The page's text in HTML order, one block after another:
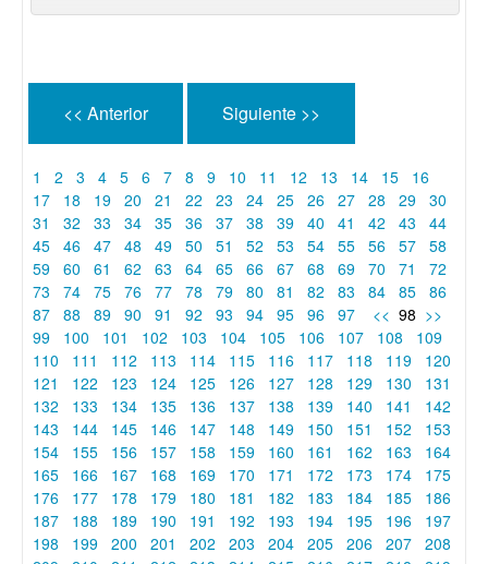
<< Anterior Siguiente >>
1 2 3 4 5 6 7 8 9 10 11 12 13 14 15
16
17
18 19 20 21 22 23 24 25 26 27 28 29 30
31
32 33 34 35 36 37 38 39 40 41 42 43
44
45 46 47 48 49 50 51 52 53 54 55 56 57 58
59 60 61 62 63 64 65 66 67 68 69 70 71
72
73
74 75 76 77 78 79 80 81 82 83 84 85 86
87 88 89 90 91 92 93 94 95 96 97 << 98 >>
99
100 101 102 103 104 105 106 107 108
109
110
111 112 113 114 115 116 117 118 119
120
121
122 123 124 125 126 127 128 129 130
131
132
133 134 135 136 137 138 139 140 141
142
143
144 145 146 147 148 149 150 151 152
153
154
155 156 157 158 159 160 161 162 163
164
165
166 167 168 169 170 171 172 173 174
175
176
177 178 179 180 181 182 183 184 185
186
187
188 189 190 191 192 193 194 195 196
197
198
199 200 201 202 203 204 205 206 207 208